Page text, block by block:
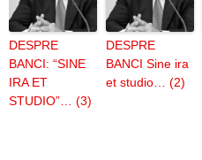
DESPRE
BANCI: “SINE
IRA ET
STUDIO”… (3)
DESPRE
BANCI Sine ira
et studio… (2)